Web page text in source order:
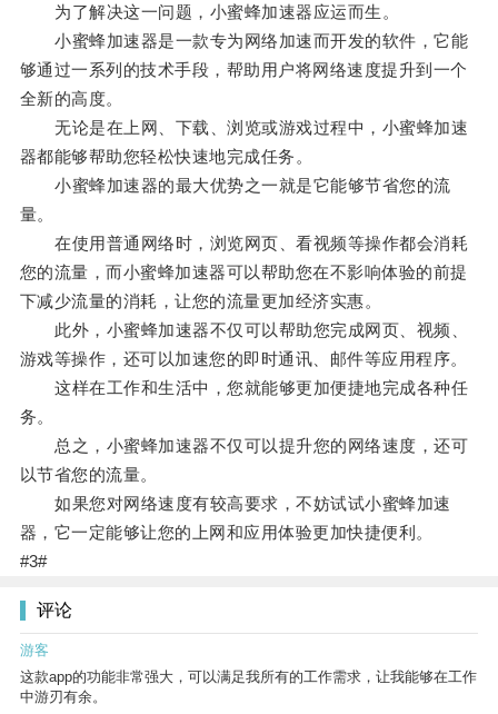
为了解决这一问题，小蜜蜂加速器应运而生。
小蜜蜂加速器是一款专为网络加速而开发的软件，它能
够通过一系列的技术手段，帮助用户将网络速度提升到一个
全新的高度。
无论是在上网、下载、浏览或游戏过程中，小蜜蜂加速
器都能够帮助您轻松快速地完成任务。
小蜜蜂加速器的最大优势之一就是它能够节省您的流
量。
在使用普通网络时，浏览网页、看视频等操作都会消耗
您的流量，而小蜜蜂加速器可以帮助您在不影响体验的前提
下减少流量的消耗，让您的流量更加经济实惠。
此外，小蜜蜂加速器不仅可以帮助您完成网页、视频、
游戏等操作，还可以加速您的即时通讯、邮件等应用程序。
这样在工作和生活中，您就能够更加便捷地完成各种任
务。
总之，小蜜蜂加速器不仅可以提升您的网络速度，还可
以节省您的流量。
如果您对网络速度有较高要求，不妨试试小蜜蜂加速
器，它一定能够让您的上网和应用体验更加快捷便利。
#3#
评论
游客
这款app的功能非常强大，可以满足我所有的工作需求，让我能够在工作
中游刃有余。